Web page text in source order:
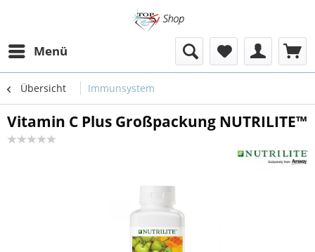
Menü
Übersicht Immunsystem
Vitamin C Plus Großpackung NUTRILITE™